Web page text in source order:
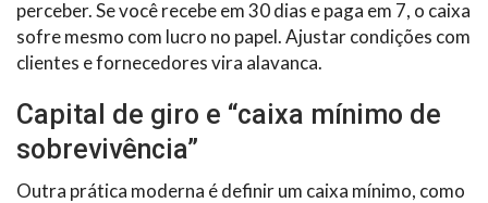
perceber. Se você recebe em 30 dias e paga em 7, o caixa
sofre mesmo com lucro no papel. Ajustar condições com
clientes e fornecedores vira alavanca.
Capital de giro e “caixa mínimo de
sobrevivência”
Outra prática moderna é definir um caixa mínimo, como